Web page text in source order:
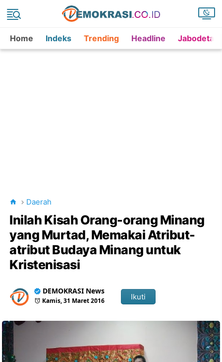
Home Indeks Trending Headline
Daerah
Inilah Kisah Orang-orang Minang
yang Murtad, Memakai Atribut-
atribut Budaya Minang untuk
Kristenisasi
DEMOKRASI News
Kamis, 31 Maret 2016 Ikuti